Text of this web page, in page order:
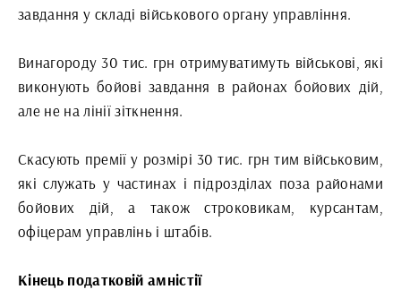
завдання у складі військового органу управління.
Винагороду 30 тис. грн отримуватимуть військові, які
виконують бойові завдання в районах бойових дій,
але не на лінії зіткнення.
Скасують премії у розмірі 30 тис. грн тим військовим,
які служать у частинах і підрозділах поза районами
бойових дій, а також строковикам, курсантам,
офіцерам управлінь і штабів.
Кінець податковій амністії